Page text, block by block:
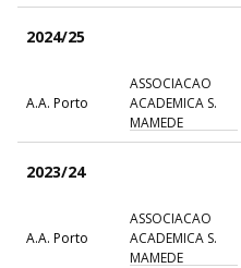
2024/25
A.A. Porto
ASSOCIACAO
ACADEMICA S.
MAMEDE
2023/24
A.A. Porto
ASSOCIACAO
ACADEMICA S.
MAMEDE